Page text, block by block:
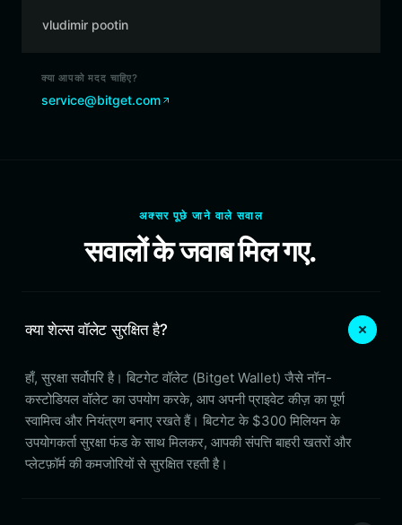
vludimir pootin
क्या आपको मदद चाहिए?
service@bitget.com
अक्सर पूछे जाने वाले सवाल
सवालों के जवाब मिल गए.
क्या शेल्स वॉलेट सुरक्षित है?
हाँ, सुरक्षा सर्वोपरि है। बिटगेट वॉलेट (Bitget Wallet) जैसे नॉन-
कस्टोडियल वॉलेट का उपयोग करके, आप अपनी प्राइवेट कीज़ का पूर्ण
स्वामित्व और नियंत्रण बनाए रखते हैं। बिटगेट के $300 मिलियन के
उपयोगकर्ता सुरक्षा फंड के साथ मिलकर, आपकी संपत्ति बाहरी खतरों और
प्लेटफ़ॉर्म की कमजोरियों से सुरक्षित रहती है।